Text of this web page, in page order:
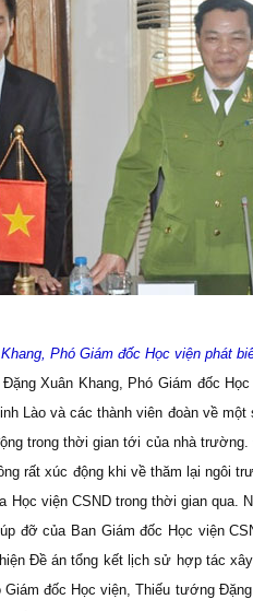
Phó Giám đốc Học viện phát
Xuân Khang, Phó Giám đốc
Lào và các thành viên đoàn về
trong thời gian tới của nhà
rất xúc động khi về thăm lại ngôi
viện CSND trong thời gian qua.
đỡ của Ban Giám đốc Học viện
Đề án tổng kết lịch sử hợp tác
đốc Học viện, Thiếu tướng